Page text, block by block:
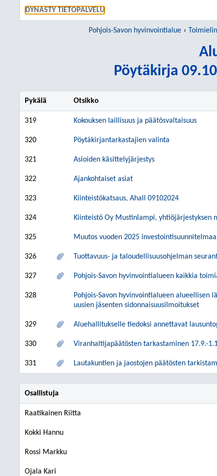
DYNASTY TIETOPALVELU
Pohjois-Savon hyvinvointialue
Pöytäkirja
Pykälä Otsikko
319 Kokouksen laillisuus ja päätösvaltaisuus
320 Pöytäkirjantarkastajien valinta
321 Asioiden käsittelyjärjestys
322 Ajankohtaiset asiat
323 Kiinteistökatsaus, Ahall 09102024
324 Kiinteistö Oy Mustinlampi, yhtiöjärjestyksen
325 Muutos vuoden 2025
326 Tuottavuus- ja taloudellisuusohjelman
327 Pohjois-Savon hyvinvointialueen kaikkia
328
Pohjois-Savon hyvinvointialueen alueellisen
uusien jäsenten sidonnaisuusilmoitukset
329 Aluehallitukselle tiedoksi annettavat
330 Viranhaltijapäätösten tarkastaminen 17.9.-
331 Lautakuntien ja jaostojen päätösten
Osallistuja
Raatikainen Riitta
Kokki Hannu
Rossi Markku
Ojala Kari